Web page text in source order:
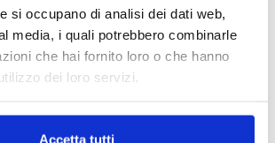
si occupano di analisi dei dati web,
media, i quali potrebbero combinarle
che hai fornito loro o che hanno
dei loro servizi.
Accetta tutti